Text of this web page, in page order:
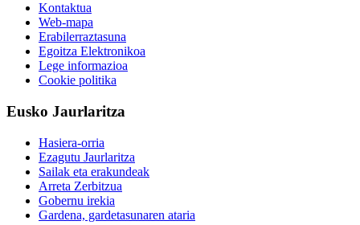
Kontaktua
Web-mapa
Erabilerraztasuna
Egoitza Elektronikoa
Lege informazioa
Cookie politika
Eusko Jaurlaritza
Hasiera-orria
Ezagutu Jaurlaritza
Sailak eta erakundeak
Arreta Zerbitzua
Gobernu irekia
Gardena, gardetasunaren ataria